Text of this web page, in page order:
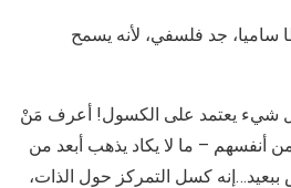
ساميا، جد فلسفي، لأنه يسمح
شيء يعتمد على الكسول! أعرف مَنْ
أنفسهم – ما لا يكاد يذهب أبعد من
كسل التمركز حول الذات،